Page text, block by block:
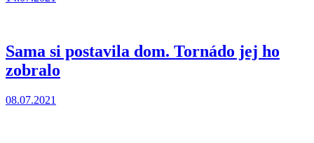
Sama si postavila dom. Tornádo jej ho
zobralo
08.07.2021